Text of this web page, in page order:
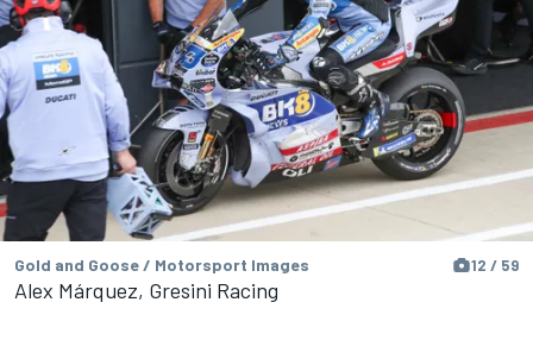
Gold and Goose / Motorsport Images 12 / 59
Alex Márquez, Gresini Racing